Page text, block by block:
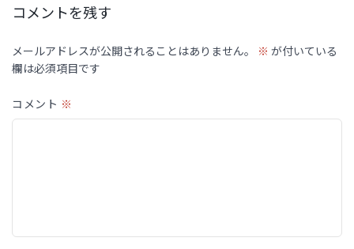
コメントを残す
メールアドレスが公開されることはありません。 ※ が付いている
欄は必須項目です
コメント ※